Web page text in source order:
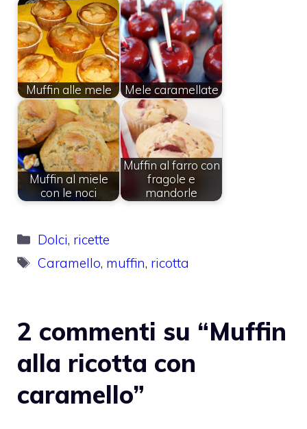
Muffin alle mele Mele caramellate
Muffin al miele
con le noci
Muffin al farro con
fragole e
mandorle
Categorie
Dolci, ricette
Tag
Caramello, muffin, ricotta
2 commenti su “Muffin
alla ricotta con
caramello”